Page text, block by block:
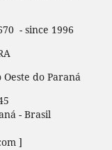
- since 1996
do Paraná
- Brasil
]